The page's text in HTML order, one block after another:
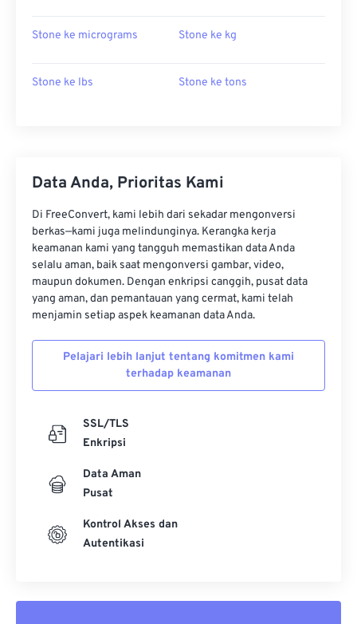
Stone ke micrograms Stone ke kg
Stone ke lbs Stone ke tons
Data Anda, Prioritas Kami
Di FreeConvert, kami lebih dari sekadar mengonversi
berkas—kami juga melindunginya. Kerangka kerja
keamanan kami yang tangguh memastikan data Anda
selalu aman, baik saat mengonversi gambar, video,
maupun dokumen. Dengan enkripsi canggih, pusat data
yang aman, dan pemantauan yang cermat, kami telah
menjamin setiap aspek keamanan data Anda.
Pelajari lebih lanjut tentang komitmen kami
terhadap keamanan
SSL/TLS
Enkripsi
Data Aman
Pusat
Kontrol Akses dan
Autentikasi